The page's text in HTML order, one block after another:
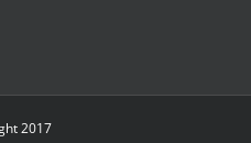
2017